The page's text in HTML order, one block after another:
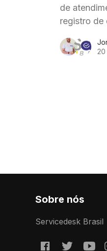
de
registro de
e a gestão
20
Sobre nós
Servicedesk Brasil